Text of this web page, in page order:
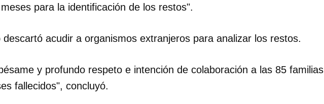
poder guardar como favorito, primero has de iniciar sesión con tu
para la identificación de los restos".
descartó acudir a organismos extranjeros para analizar los restos.
y profundo respeto e intención de colaboración a las 85 familias
fallecidos", concluyó.